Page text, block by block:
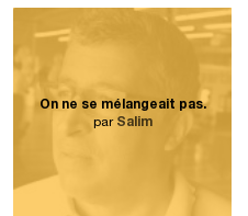
On ne se mélangeait pas.
par Salim